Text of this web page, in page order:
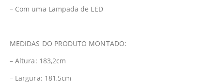
– Com uma Lampada de LED
MEDIDAS DO PRODUTO MONTADO:
– Altura: 183,2cm
– Largura: 181,5cm